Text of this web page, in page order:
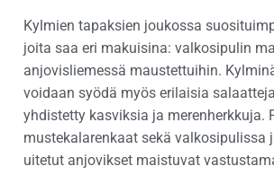
Kylmien tapaksien joukossa
joita saa eri makuisina: valkosipulin
anjovisliemessä maustettuihin.
voidaan syödä myös erilaisia
yhdistetty kasviksia ja merenherkkuja.
mustekalarenkaat sekä valkosipulissa
uitetut anjovikset maistuvat